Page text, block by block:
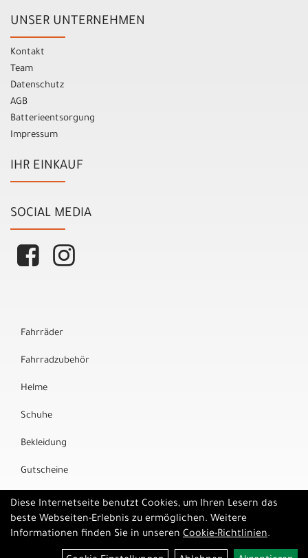
UNSER UNTERNEHMEN
Kontakt
Team
Datenschutz
AGB
Batterieentsorgung
Impressum
IHR EINKAUF
SOCIAL MEDIA
Fahrräder
Fahrradzubehör
Helme
Schuhe
Bekleidung
Gutscheine
Marken
Diese Internetseite benutzt Cookies, um Ihren Lesern das
beste Webseiten-Erlebnis zu ermöglichen. Weitere
Informationen finden Sie in unseren Cookie-Richtlinien.